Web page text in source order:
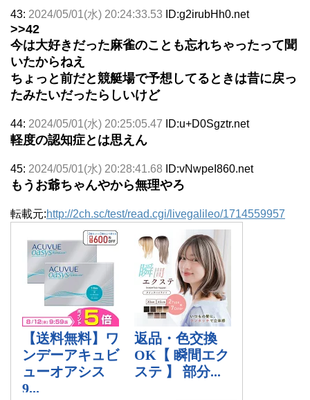
43: 2024/05/01(水) 20:24:33.53 ID:g2irubHh0.net
>>42
今は大好きだった麻雀のことも忘れちゃったって聞
いたからねえ
ちょっと前だと競艇場で予想してるときは昔に戻っ
たみたいだったらしいけど
44: 2024/05/01(水) 20:25:05.47 ID:u+D0Sgztr.net
軽度の認知症とは思えん
45: 2024/05/01(水) 20:28:41.68 ID:vNwpeI860.net
もうお爺ちゃんやから無理やろ
転載元:http://2ch.sc/test/read.cgi/livegalileo/1714559957